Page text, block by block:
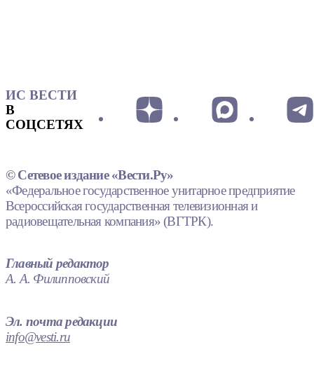
ИС ВЕСТИ
В
СОЦСЕТЯХ
© Сетевое издание «Вести.Ру»
«Федеральное государственное унитарное предприятие
Всероссийская государственная телевизионная и
радиовещательная компания» (ВГТРК).
Главный редактор
А. А. Филипповский
Эл. почта редакции
info@vesti.ru